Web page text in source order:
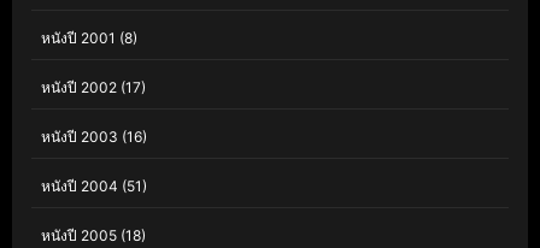
หนังปี 2001 (8)
หนังปี 2002 (17)
หนังปี 2003 (16)
หนังปี 2004 (51)
หนังปี 2005 (18)